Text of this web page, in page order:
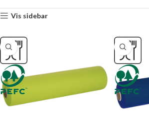
Vis sidebar